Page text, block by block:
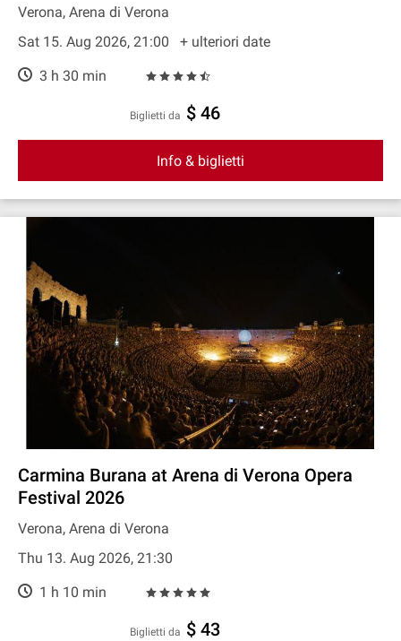
Verona, Arena di Verona
Sat 15. Aug 2026, 21:00
+ ulteriori date
3 h 30 min
Biglietti da $ 46
Info & biglietti
Carmina Burana at Arena di Verona Opera
Festival 2026
Verona, Arena di Verona
Thu 13. Aug 2026, 21:30
1 h 10 min
Biglietti da $ 43